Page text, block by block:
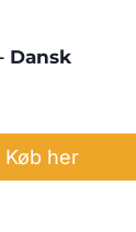
Dansk
Køb her